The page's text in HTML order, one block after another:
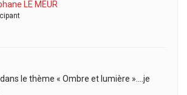
LE MEUR
le thème « Ombre et lumière »….je